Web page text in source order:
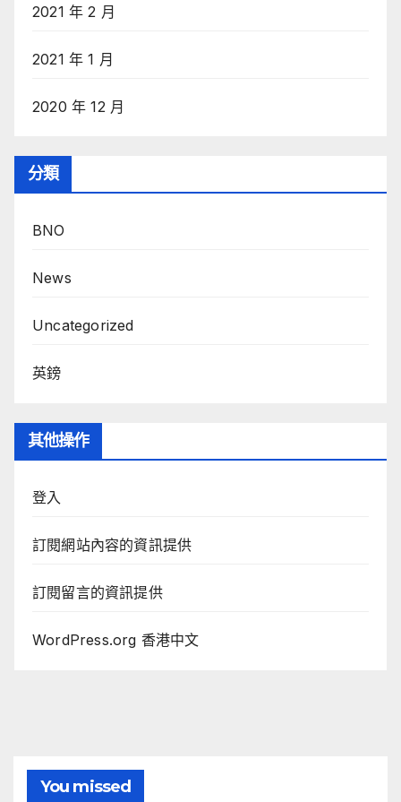
2021 年 2 月
2021 年 1 月
2020 年 12 月
分類
BNO
News
Uncategorized
英鎊
其他操作
登入
訂閱網站內容的資訊提供
訂閱留言的資訊提供
WordPress.org 香港中文
You missed